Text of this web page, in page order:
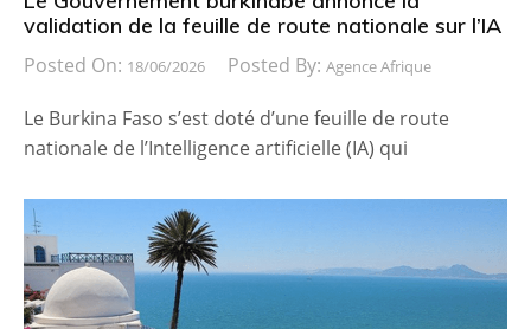
validation de la feuille de route nationale sur l’IA
Posted On: 18/06/2026 Posted By: Agence Afrique
Le Burkina Faso s’est doté d’une feuille de route
nationale de l’Intelligence artificielle (IA) qui